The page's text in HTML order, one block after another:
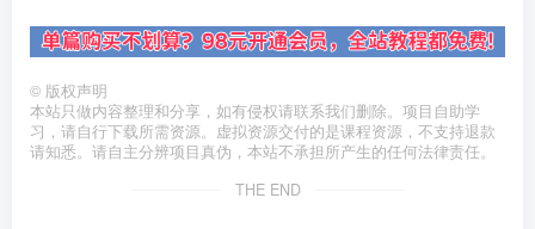
© 版权声明
本站只做内容整理和分享，如有侵权请联系我们删除。项目自助学
习，请自行下载所需资源。虚拟资源交付的是课程资源，不支持退款
请知悉。请自主分辨项目真伪，本站不承担所产生的任何法律责任。
THE END